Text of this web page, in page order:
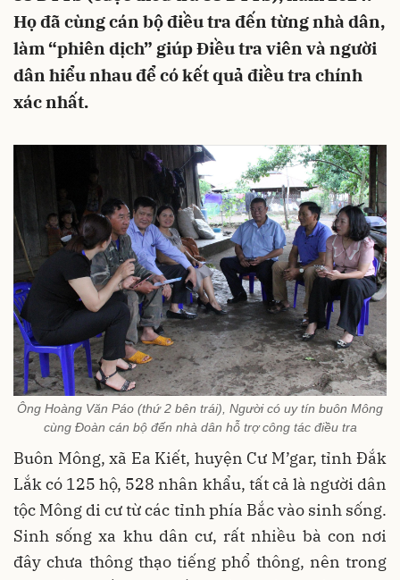
Họ đã cùng cán bộ điều tra đến từng nhà dân,
làm “phiên dịch” giúp Điều tra viên và người
dân hiểu nhau để có kết quả điều tra chính
xác nhất.
Ông Hoàng Văn Páo (thứ 2 bên trái), Người có uy tín buôn Mông
cùng Đoàn cán bộ đến nhà dân hỗ trợ công tác điều tra
Buôn Mông, xã Ea Kiết, huyện Cư M’gar, tỉnh Đắk
Lắk có 125 hộ, 528 nhân khẩu, tất cả là người dân
tộc Mông di cư từ các tỉnh phía Bắc vào sinh sống.
Sinh sống xa khu dân cư, rất nhiều bà con nơi
đây chưa thông thạo tiếng phổ thông, nên trong